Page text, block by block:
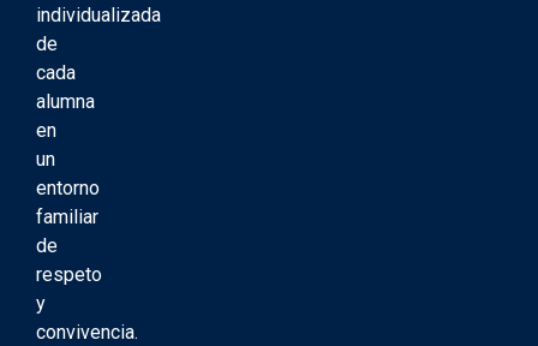
individualizada
de
cada
alumna
en
un
entorno
familiar
de
respeto
y
convivencia.